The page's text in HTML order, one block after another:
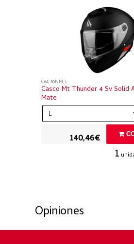
C64-30NM-L
Casco Mt Thunder 4 Sv Solid
Mate
140,46€
1
Opiniones